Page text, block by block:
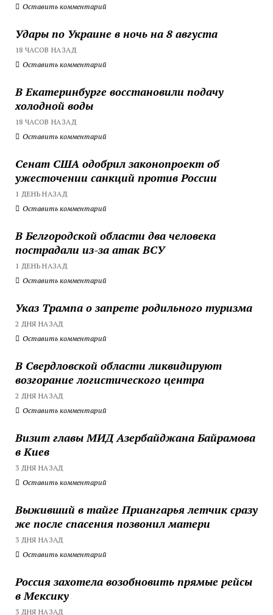
Оставить комментарий
Удары по Украине в ночь на 8 августа
18 ЧАСОВ НАЗАД
Оставить комментарий
В Екатеринбурге восстановили подачу
холодной воды
18 ЧАСОВ НАЗАД
Оставить комментарий
Сенат США одобрил законопроект об
ужесточении санкций против России
1 ДЕНЬ НАЗАД
Оставить комментарий
В Белгородской области два человека
пострадали из-за атак ВСУ
1 ДЕНЬ НАЗАД
Оставить комментарий
Указ Трампа о запрете родильного туризма
2 ДНЯ НАЗАД
Оставить комментарий
В Свердловской области ликвидируют
возгорание логистического центра
2 ДНЯ НАЗАД
Оставить комментарий
Визит главы МИД Азербайджана Байрамова
в Киев
3 ДНЯ НАЗАД
Оставить комментарий
Выживший в тайге Приангарья летчик сразу
же после спасения позвонил матери
3 ДНЯ НАЗАД
Оставить комментарий
Россия захотела возобновить прямые рейсы
в Мексику
3 ДНЯ НАЗАД